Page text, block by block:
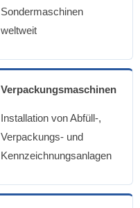
Sondermaschinen
weltweit
Verpackungsmaschinen
Installation von Abfüll-,
Verpackungs- und
Kennzeichnungsanlagen